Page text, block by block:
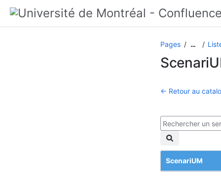
Pages …
← Retour au
ScenariUM